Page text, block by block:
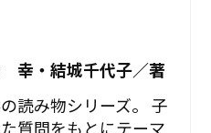
・結城千代子／著
読み物シリーズ。 子
質問をもとにテーマ